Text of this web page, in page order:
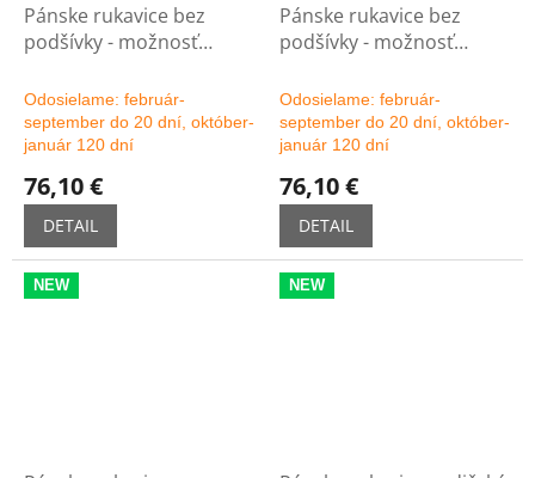
Pánske rukavice bez
podšívky - možnosť
Odosielame: február-
september do 20 dní, október-
január 120 dní
76,10 €
DETAIL
Pánske rukavice bez
podšívky - možnosť
Odosielame: február-
september do 20 dní, október-
január 120 dní
76,10 €
DETAIL
NEW NEW